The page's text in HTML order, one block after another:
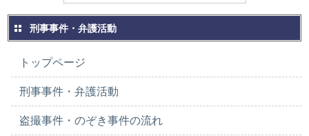
刑事事件・弁護活動
トップページ
刑事事件・弁護活動
盗撮事件・のぞき事件の流れ